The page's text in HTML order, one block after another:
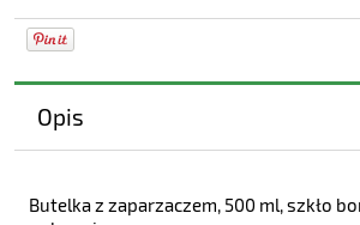
Opis
Butelka z zaparzaczem, 500 ml, szkło